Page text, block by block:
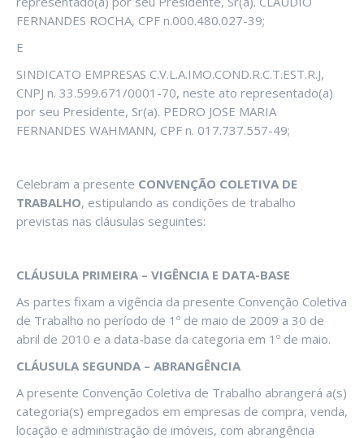
FERNANDES ROCHA, CPF n.000.480.027-39;
E
SINDICATO EMPRESAS C.V.L.A.IMO.COND.R.C.T.EST.R.J,
CNPJ n. 33.599.671/0001-70, neste ato representado(a)
por seu Presidente, Sr(a). PEDRO JOSE MARIA
FERNANDES WAHMANN, CPF n. 017.737.557-49;
Celebram a presente CONVENÇÃO COLETIVA DE
TRABALHO, estipulando as condições de trabalho
previstas nas cláusulas seguintes:
CLÁUSULA PRIMEIRA – VIGÊNCIA E DATA-BASE
As partes fixam a vigência da presente Convenção Coletiva
de Trabalho no período de 1º de maio de 2009 a 30 de
abril de 2010 e a data-base da categoria em 1º de maio.
CLÁUSULA SEGUNDA – ABRANGÊNCIA
A presente Convenção Coletiva de Trabalho abrangerá a(s)
categoria(s) empregados em empresas de compra, venda,
locação e administração de imóveis, com abrangência